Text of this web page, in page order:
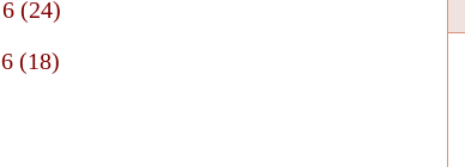
6 (24)
6 (18)